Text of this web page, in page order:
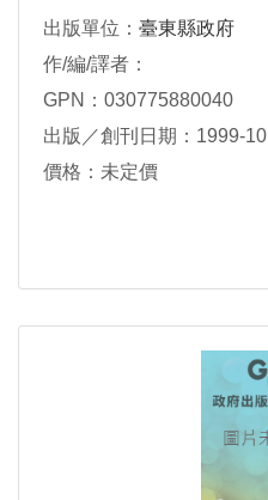
出版單位： 臺東縣政府
作/編/譯者：
GPN：030775880040
出版／創刊日期：1999-10
價格：未定價